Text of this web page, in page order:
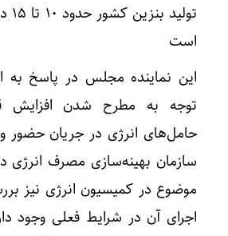
است
این نماینده مجلس در پاسخ
توجه به مطرح شدن
حامل‌های انرژی در جریان حضور
سازمان بهینه‌سازی مصرف انرژی
موضوع در کمیسیون انرژی نیز
اجرای آن در شرایط فعلی وجود